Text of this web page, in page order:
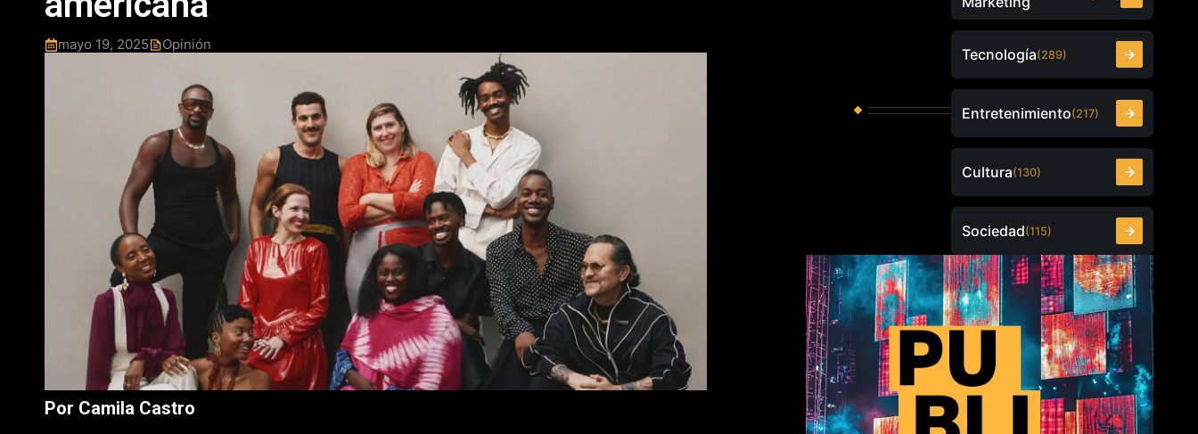
mayo 19, 2025 Opinión
Por Camila Castro
Tecnología(289)
Entretenimiento(217)
Cultura(130)
Sociedad(115)